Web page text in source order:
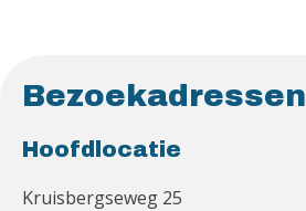
Bezoekadressen
Hoofdlocatie
Kruisbergseweg 25